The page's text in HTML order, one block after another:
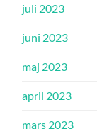
juli 2023
juni 2023
maj 2023
april 2023
mars 2023